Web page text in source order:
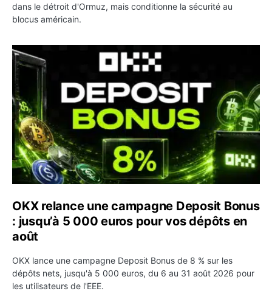
dans le détroit d'Ormuz, mais conditionne la sécurité au
blocus américain.
OKX relance une campagne Deposit Bonus : jusqu’à 5
OKX relance une campagne Deposit Bonus
: jusqu’à 5 000 euros pour vos dépôts en
août
OKX lance une campagne Deposit Bonus de 8 % sur les
dépôts nets, jusqu'à 5 000 euros, du 6 au 31 août 2026 pour
les utilisateurs de l'EEE.